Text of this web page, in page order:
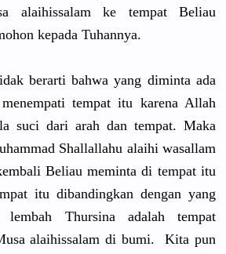
alaihissalam ke tempat Beliau
kepada Tuhannya.
berarti bahwa yang diminta ada
tempat itu karena Allah
suci dari arah dan tempat. Maka
Shallallahu alaihi wasallam
Beliau meminta di tempat itu
itu dibandingkan dengan yang
lembah Thursina adalah tempat
alaihissalam di bumi. Kita pun